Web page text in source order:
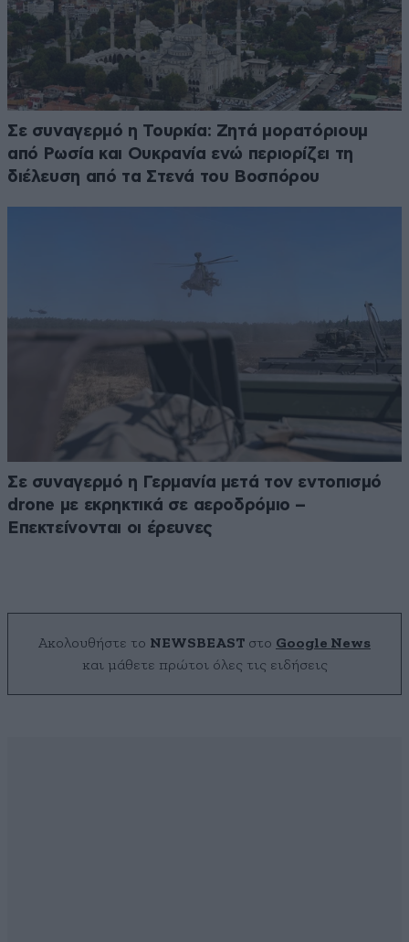
Σε συναγερμό η Τουρκία: Ζητά μορατόριουμ
από Ρωσία και Ουκρανία ενώ περιορίζει τη
διέλευση από τα Στενά του Βοσπόρου
Σε συναγερμό η Γερμανία μετά τον εντοπισμό
drone με εκρηκτικά σε αεροδρόμιο –
Επεκτείνονται οι έρευνες
Ακολουθήστε το NEWSBEAST στο Google News
και μάθετε πρώτοι όλες τις ειδήσεις